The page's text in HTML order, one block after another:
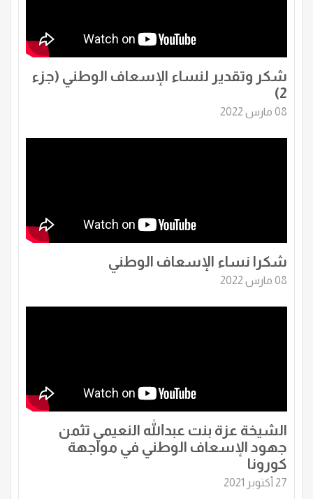
شكر وتقدير لنساء الإسعاف الوطني (جزء
2)
08 مارس 2022
شكرا نساء الإسعاف الوطني
08 مارس 2022
الشيخة عزة بنت عبدالله النعيمي تثمن
جهود الإسعاف الوطني في مواجهة
كورونا
27 أكتوبر 2021